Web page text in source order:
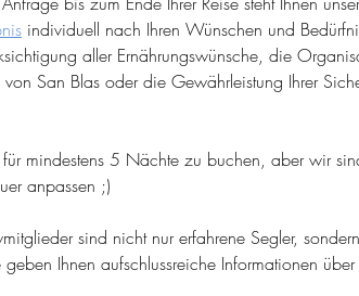
individuell nach Ihren Wünschen und
aller Ernährungswünsche, die
von San Blas oder die Gewährleistung Ihrer
mindestens 5 Nächte zu buchen, aber wir
anpassen ;)
sind nicht nur erfahrene Segler,
Ihnen aufschlussreiche Informationen